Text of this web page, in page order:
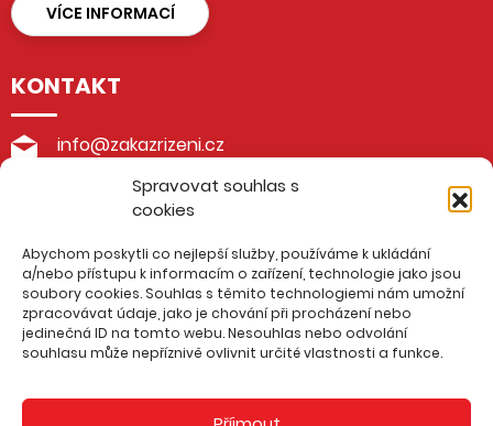
Spravovat souhlas s
cookies
Abychom poskytli co nejlepší služby, používáme k ukládání
a/nebo přístupu k informacím o zařízení, technologie jako jsou
soubory cookies. Souhlas s těmito technologiemi nám umožní
zpracovávat údaje, jako je chování při procházení nebo
jedinečná ID na tomto webu. Nesouhlas nebo odvolání
souhlasu může nepříznivě ovlivnit určité vlastnosti a funkce.
VÍCE INFORMACÍ
KONTAKT
info@zakazrizeni.cz
+420 605 199 188
advokátní kancelář Burda & Pohlůdková
Husova 48/4, 276 01 Mělník
IČO: 016 65 910
Evidenční číslo ČAK: 22152
PODROBNÝ KONTAKT